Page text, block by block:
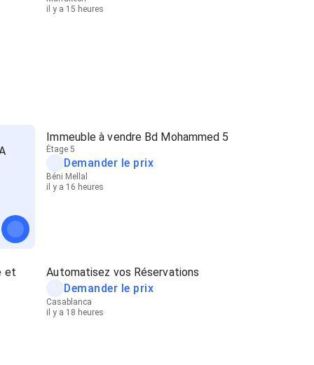
il y a 15 heures
Immeuble à vendre Bd Mohammed 5
Étage 5
Demander le prix
Béni Mellal
il y a 16 heures
et
Automatisez vos Réservations
Demander le prix
Casablanca
il y a 18 heures